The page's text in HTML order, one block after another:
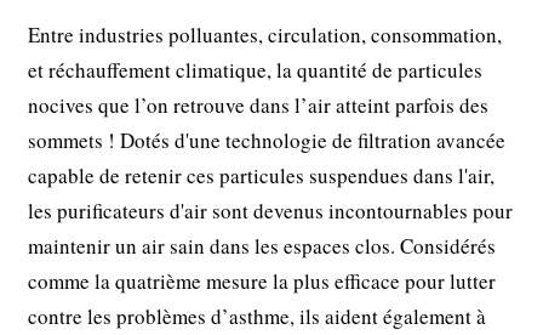
Entre industries polluantes, circulation, consommation,
et réchauffement climatique, la quantité de particules
nocives que l’on retrouve dans l’air atteint parfois des
sommets ! Dotés d'une technologie de filtration avancée
capable de retenir ces particules suspendues dans l'air,
les purificateurs d'air sont devenus incontournables pour
maintenir un air sain dans les espaces clos. Considérés
comme la quatrième mesure la plus efficace pour lutter
contre les problèmes d’asthme, ils aident également à